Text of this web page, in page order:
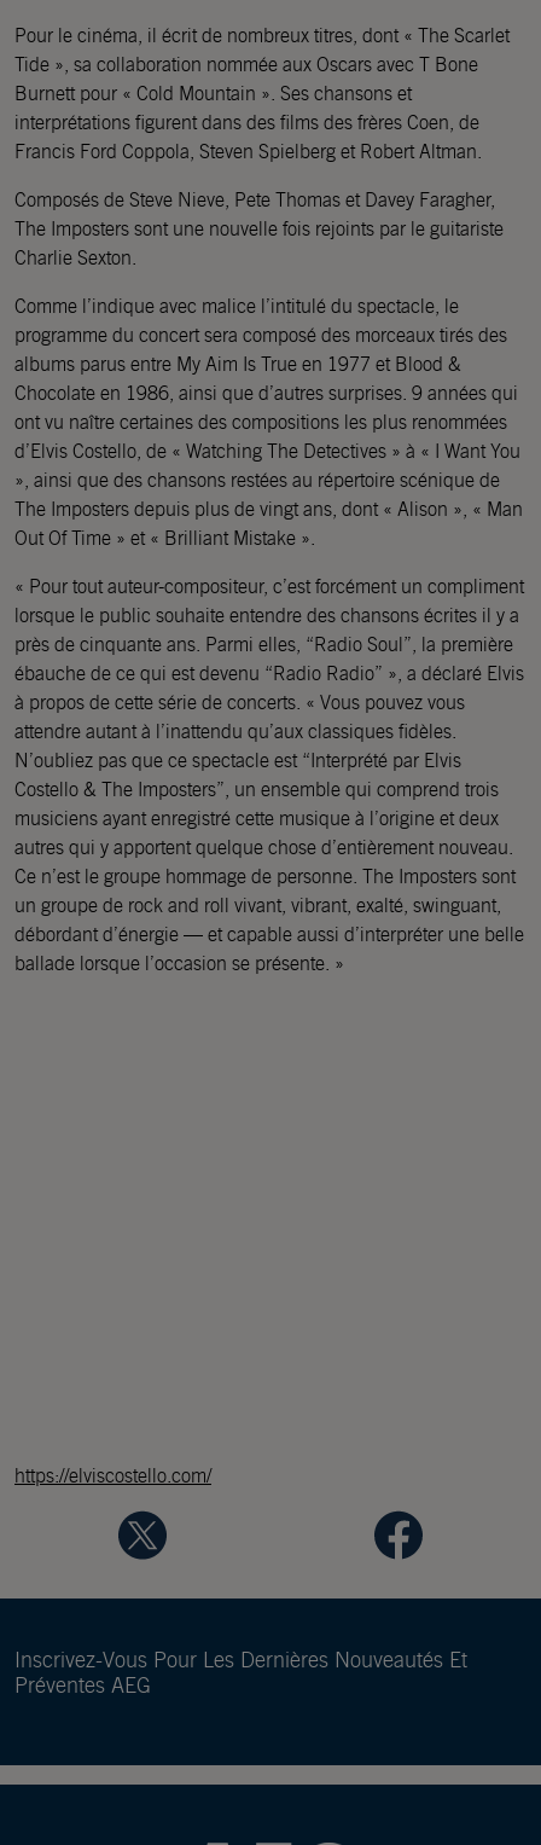
Pour le cinéma, il écrit de nombreux titres, dont « The Scarlet
Tide », sa collaboration nommée aux Oscars avec T Bone
Burnett pour « Cold Mountain ». Ses chansons et
interprétations figurent dans des films des frères Coen, de
Francis Ford Coppola, Steven Spielberg et Robert Altman.
Composés de Steve Nieve, Pete Thomas et Davey Faragher,
The Imposters sont une nouvelle fois rejoints par le guitariste
Charlie Sexton.
Comme l’indique avec malice l’intitulé du spectacle, le
programme du concert sera composé des morceaux tirés des
albums parus entre My Aim Is True en 1977 et Blood &
Chocolate en 1986, ainsi que d’autres surprises. 9 années qui
ont vu naître certaines des compositions les plus renommées
d’Elvis Costello, de « Watching The Detectives » à « I Want You
», ainsi que des chansons restées au répertoire scénique de
The Imposters depuis plus de vingt ans, dont « Alison », « Man
Out Of Time » et « Brilliant Mistake ».
« Pour tout auteur-compositeur, c’est forcément un compliment
lorsque le public souhaite entendre des chansons écrites il y a
près de cinquante ans. Parmi elles, “Radio Soul”, la première
ébauche de ce qui est devenu “Radio Radio” », a déclaré Elvis
à propos de cette série de concerts. « Vous pouvez vous
attendre autant à l’inattendu qu’aux classiques fidèles.
N’oubliez pas que ce spectacle est “Interprété par Elvis
Costello & The Imposters”, un ensemble qui comprend trois
musiciens ayant enregistré cette musique à l’origine et deux
autres qui y apportent quelque chose d’entièrement nouveau.
Ce n’est le groupe hommage de personne. The Imposters sont
un groupe de rock and roll vivant, vibrant, exalté, swinguant,
débordant d’énergie — et capable aussi d’interpréter une belle
ballade lorsque l’occasion se présente. »
https://elviscostello.com/
Inscrivez-Vous Pour Les Dernières Nouveautés Et
Préventes AEG